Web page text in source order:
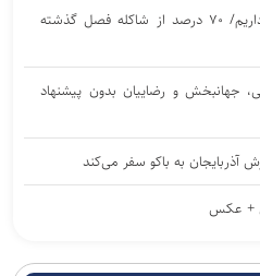
شهبا: بازی سختی با استقلال داریم/ ۷۰ درصد از شاکله فصل گذشته
جهانبخش و رضاییان بدون پیشنهاد
آذربایجان به باکو سفر می‌کند
+ عکس